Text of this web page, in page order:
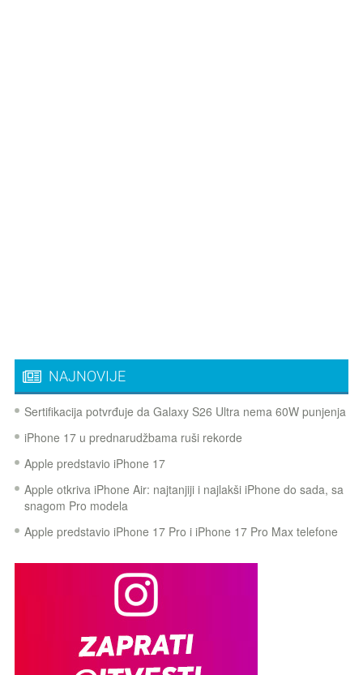
NAJNOVIJE
Sertifikacija potvrđuje da Galaxy S26 Ultra nema 60W punjenja
iPhone 17 u prednarudžbama ruši rekorde
Apple predstavio iPhone 17
Apple otkriva iPhone Air: najtanjiji i najlakši iPhone do sada, sa
snagom Pro modela
Apple predstavio iPhone 17 Pro i iPhone 17 Pro Max telefone